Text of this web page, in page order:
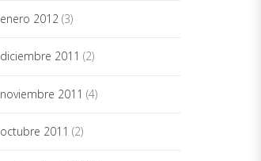
enero 2012 (3)
diciembre 2011 (2)
noviembre 2011 (4)
octubre 2011 (2)